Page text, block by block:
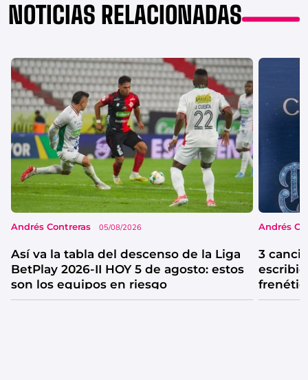
NOTICIAS RELACIONADAS
Andrés Contreras 05/08/2026
Así va la tabla del descenso de la Liga
BetPlay 2026-II HOY 5 de agosto: estos
son los equipos en riesgo
Andrés
3